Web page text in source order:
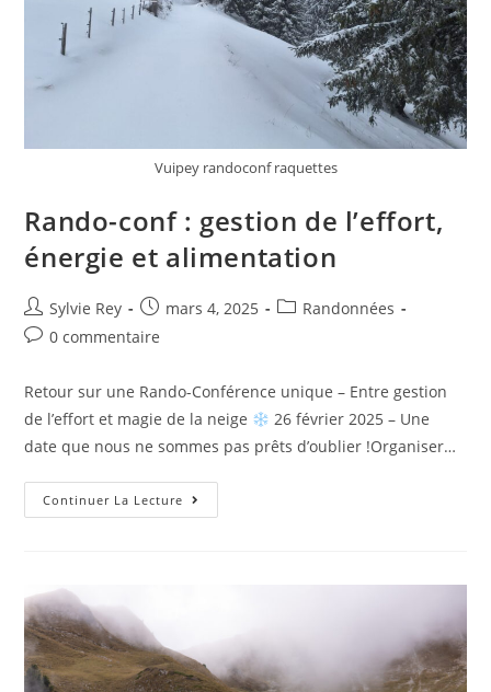
Vuipey randoconf raquettes
Rando-conf : gestion de l’effort,
énergie et alimentation
Sylvie Rey mars 4, 2025
Randonnées
0 commentaire
Retour sur une Rando-Conférence unique – Entre gestion
de l’effort et magie de la neige
26 février 2025 – Une
date que nous ne sommes pas prêts d’oublier !Organiser…
Continuer La Lecture